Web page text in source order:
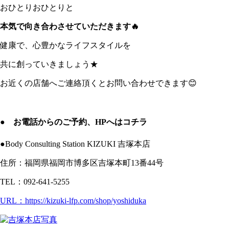
おひとりおひとりと
本気で向き合わさせていただきます🔥
健康で、心豊かなライフスタイルを
共に創っていきましょう★
お近くの店舗へご連絡頂くとお問い合わせできます😊
● お電話からのご予約、HPへはコチラ
●Body Consulting Station KIZUKI 吉塚本店
住所：福岡県福岡市博多区吉塚本町13番44号
TEL：092-641-5255
URL：https://kizuki-lfp.com/shop/yoshiduka